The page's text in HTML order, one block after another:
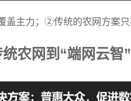
主力；②传统的农网方案只
农网到“端网云智